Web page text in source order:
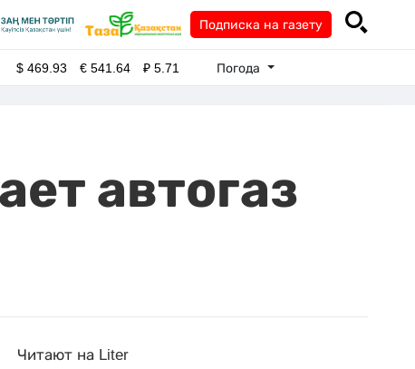
Подписка на газету
$469.93 €541.64 ₽5.71 Погода
автогаз
Читают на Liter